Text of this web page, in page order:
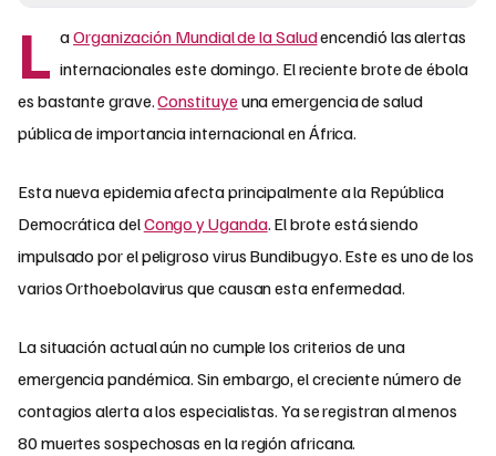
L aOrganización Mundial de la Saludencendió las alertas
internacionales este domingo. El reciente brote de ébola
es bastante grave.Constituye una emergencia de salud
pública de importancia internacional en África.
Esta nueva epidemia afecta principalmente a la República
Democrática delCongo y Uganda. El brote está siendo
impulsado por el peligroso virus Bundibugyo. Este es uno de los
varios Orthoebolavirus que causan esta enfermedad.
La situación actual aún no cumple los criterios de una
emergencia pandémica. Sin embargo, el creciente número de
contagios alerta a los especialistas. Ya se registran al menos
80 muertes sospechosas en la región africana.